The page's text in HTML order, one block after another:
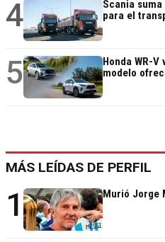
4
Scania
para el
5
Honda WR-
modelo
MÁS LEÍDAS DE PERFIL
1 Murió Jorge